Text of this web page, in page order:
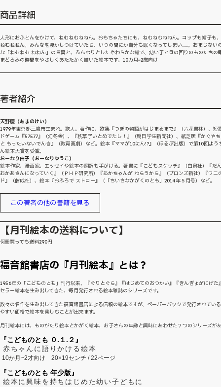
商品詳細
人形におふとんをかけて、ねむねむねねん。おもちゃたちにも、ねむねむねねん。コップも帽子も
ねむねねん。みんなを寝かしつけていたら、いつの間にか自分も眠くなってしまい……。おまじない
な「ねむねむ ねねん」の言葉と、ふんわりとしたやわらかな絵で、幼い子と身の回りのものたちの
まどろみの時間をやさしくあたたかく描いた絵本です。10カ月~2歳向け
著者紹介
天野慶（あまのけい）
1979年東京都三鷹市生まれ。歌人。著作に、歌集『つぎの物語がはじまるまで』（六花書林）、短
ドゲーム『57577』（幻冬舎）、『枕草子いとめでたし！』（朝日学生新聞社）、紙芝居『かぐや
と もったいないでんき』（教育画劇）など。絵本『ママが10にん!?』（ほるぷ出版）で第10回よう
ん絵本大賞を受賞。
おーなり由子（おーなりゆうこ）
絵本作家、漫画家。エッセイや絵本の翻訳も手がける。著書に『こどもスケッチ』（白泉社）『だ
おかあさんになっていく』（ＰＨＰ研究所）『あかちゃんが わらうから』（ブロンズ新社）『ワニ
ド』（偕成社）、絵本『おふろで ストロー』（「ちいさなかがくのとも」2014年５月号）など。
この著者の他の書籍を見る
【月刊絵本の送料について】
何冊買っても送料290円
福音館書店の『月刊絵本』とは？
1956年の「こどものとも」刊行以来、『ぐりとぐら』『はじめてのおつかい』『きんぎょがにげた
セラー絵本を生み出してきた、毎月発行される絵本雑誌のシリーズです。
数々の名作を生み出してきた福音館書店による信頼の絵本ですが、ペーパーバックで発行されてい
やすい価格で絵本を楽しむことが出来ます。
月刊絵本には、ものがたり絵本とかがく絵本、お子さんの年齢と興味にあわせた７つのシリーズが
『こどものとも ０.１.２』
赤ちゃんに語りかける絵本
10か月~2才向け 20×19センチ / 22ページ
『こどものとも 年少版』
絵本に興味を持ちはじめた幼い子どもに